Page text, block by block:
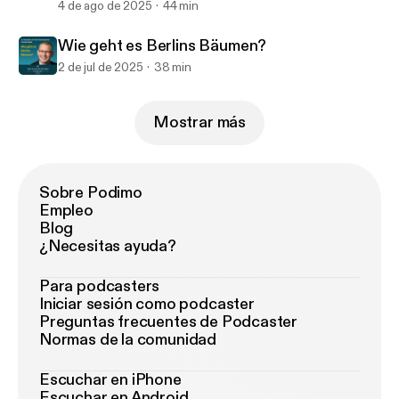
4 de ago de 2025 44 min
Wie geht es Berlins Bäumen?
2 de jul de 2025 38 min
Mostrar más
Sobre Podimo
Empleo
Blog
¿Necesitas ayuda?
Para podcasters
Iniciar sesión como podcaster
Preguntas frecuentes de Podcaster
Normas de la comunidad
Escuchar en iPhone